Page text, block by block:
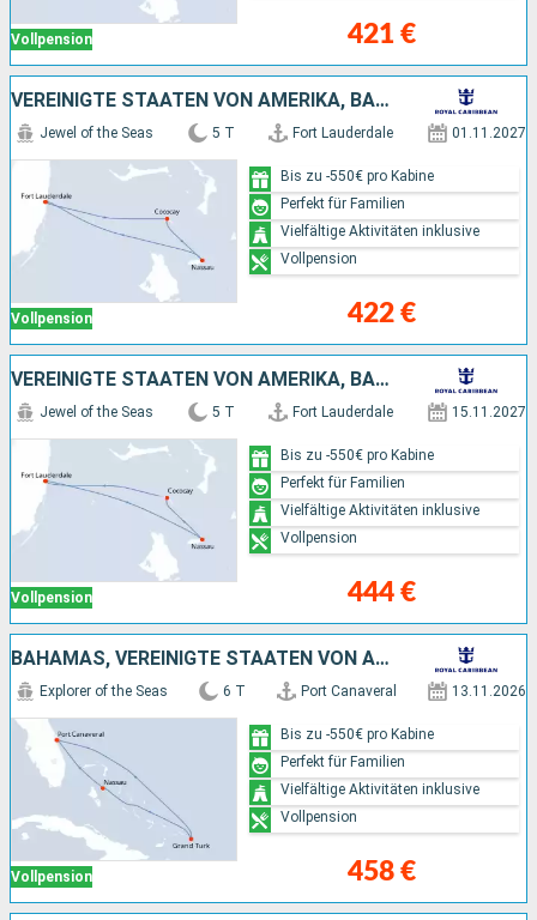
Vollpension 421 €
VEREINIGTE STAATEN VON AMERIKA, BAHAMAS
Vollpension
Jewel of the Seas 5 T Fort Lauderdale 01.11.2027
422 €
Bis zu -550€ pro Kabine
Perfekt für Familien
Vielfältige Aktivitäten inklusive
Vollpension
VEREINIGTE STAATEN VON AMERIKA, BAHAMAS
Vollpension
Jewel of the Seas 5 T Fort Lauderdale 15.11.2027
444 €
Bis zu -550€ pro Kabine
Perfekt für Familien
Vielfältige Aktivitäten inklusive
Vollpension
BAHAMAS, VEREINIGTE STAATEN VON AMERIKA
Vollpension
Explorer of the Seas 6 T Port Canaveral 13.11.2026
458 €
Bis zu -550€ pro Kabine
Perfekt für Familien
Vielfältige Aktivitäten inklusive
Vollpension